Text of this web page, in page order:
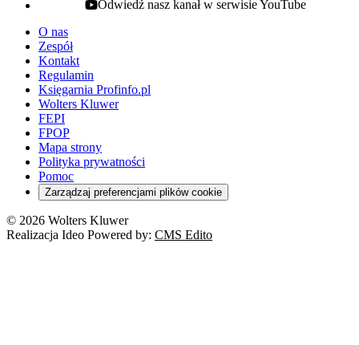
youtube - otwiera się w nowej karcie
Odwiedź nasz kanał w serwisie YouTube
O nas
Zespół
Kontakt
Regulamin
Księgarnia Profinfo.pl
Wolters Kluwer
FEPI
FPOP
Mapa strony
Polityka prywatności
Pomoc
Zarządzaj preferencjami plików cookie
© 2026 Wolters Kluwer
Realizacja Ideo Powered by: CMS Edito